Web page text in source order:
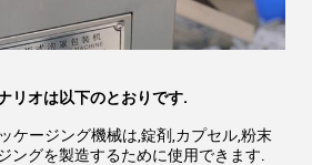
リオは以下のとおりです.
ケージング機械は,錠剤,カプセル,粉末
ングを製造するために使用できます.